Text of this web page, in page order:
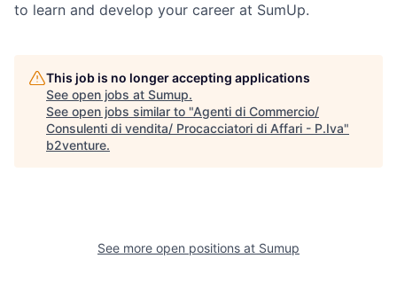
to learn and develop your career at SumUp.
This job is no longer accepting applications
See open jobs at Sumup.
See open jobs similar to "Agenti di Commercio/
Consulenti di vendita/ Procacciatori di Affari - P.Iva"
b2venture.
See more open positions at Sumup